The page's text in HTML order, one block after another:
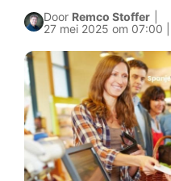
Door Remco Stoffer
27 mei 2025 om 07:00